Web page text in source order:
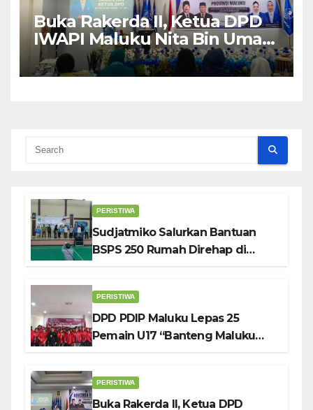
Buka Rakerda II, Ketua DPD
IWAPI Maluku Nita Bin Umar:
Perempuan Pengusaha Pilar
Penggerak UMKM
PERISTIWA
Sudjatmiko Salurkan Bantuan
BSPS 250 Rumah Direhap di
PERISTIWA
DPD PDIP Maluku Lepas 25
Pemain U17 “Banteng Maluku
PERISTIWA
Buka Rakerda II, Ketua DPD